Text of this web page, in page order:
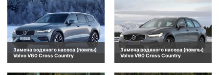
Замена водяного насоса (помпы)
Volvo V60 Cross Country
Замена водяного насоса (помпы)
Volvo V90 Cross Country